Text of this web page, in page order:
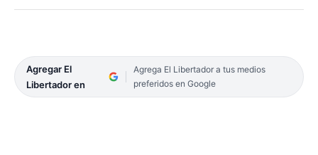
Agregar El
Libertador en
Agrega El Libertador a tus medios
preferidos en Google